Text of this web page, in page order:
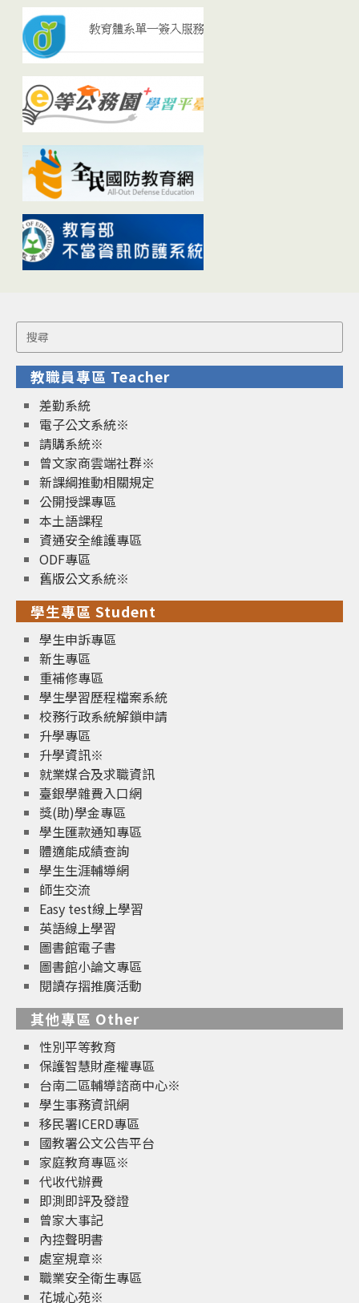
Search
for:
教職員專區 Teacher
差勤系統
電子公文系統※
請購系統※
曾文家商雲端社群※
新課綱推動相關規定
公開授課專區
本土語課程
資通安全維護專區
ODF專區
舊版公文系統※
學生專區 Student
學生申訴專區
新生專區
重補修專區
學生學習歷程檔案系統
校務行政系統解鎖申請
升學專區
升學資訊※
就業媒合及求職資訊
臺銀學雜費入口網
獎(助)學金專區
學生匯款通知專區
體適能成績查詢
學生生涯輔導網
師生交流
Easy test線上學習
英語線上學習
圖書館電子書
圖書館小論文專區
閱讀存摺推廣活動
其他專區 Other
性別平等教育
保護智慧財產權專區
台南二區輔導諮商中心※
學生事務資訊網
移民署ICERD專區
國教署公文公告平台
家庭教育專區※
代收代辦費
即測即評及發證
曾家大事記
內控聲明書
處室規章※
職業安全衛生專區
花城心苑※